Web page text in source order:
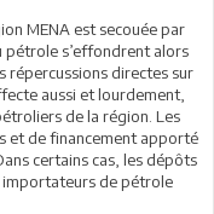
MENA est secouée par
pétrole s’effondrent alors
répercussions directes sur
aussi et lourdement,
de la région. Les
et de financement apporté
certains cas, les dépôts
importateurs de pétrole